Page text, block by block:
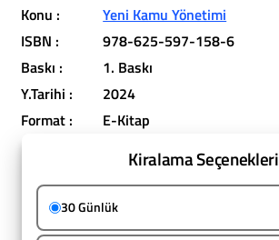
Konu :
Yeni Kamu Yönetimi
ISBN :
978-625-597-158-6
Baskı :
1. Baskı
Y.Tarihi :
2024
Format :
E-Kitap
Kiralama Seçenekleri
30 Günlük